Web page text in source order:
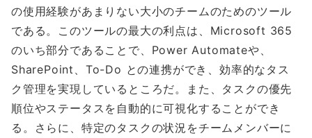
の使用経験があまりない大小のチームのためのツール
である。このツールの最大の利点は、Microsoft 365
のいち部分であることで、Power Automateや、
SharePoint、To-Do との連携ができ、効率的なタス
ク管理を実現しているところだ。また、タスクの優先
順位やステータスを自動的に可視化することができ
る。さらに、特定のタスクの状況をチームメンバーに